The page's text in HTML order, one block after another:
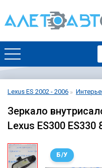
Lexus ES 2002 - 2006
Зеркало
Lexus ES300
Б/У